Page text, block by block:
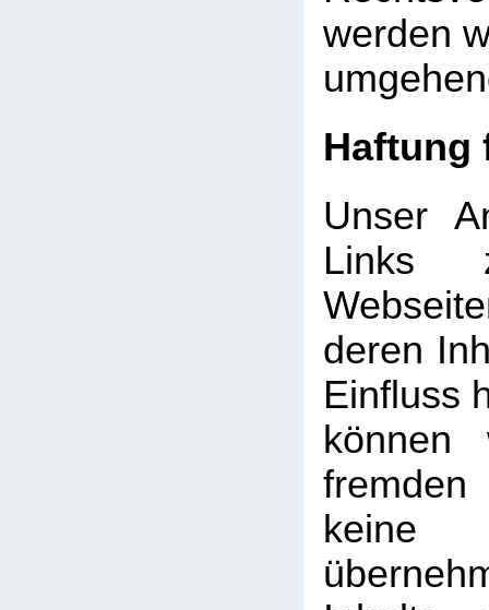
werden
Haftung
Unser
Links
deren
Einfluss